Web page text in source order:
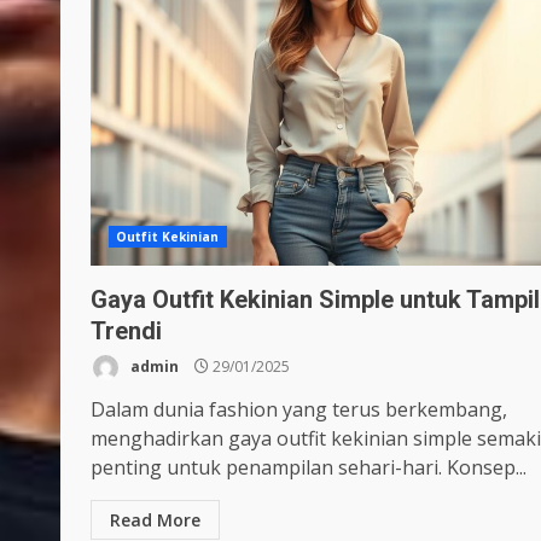
Outfit Kekinian
Gaya Outfit Kekinian Simple untuk Tampil
Trendi
admin 29/01/2025
Dalam dunia fashion yang terus berkembang,
menghadirkan gaya outfit kekinian simple
penting untuk penampilan sehari-hari. Konsep...
Read More